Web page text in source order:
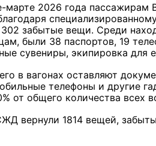
марте 2026 года пассажирам
302 забытые вещи. Среди
были 38 паспортов, 19
сувениры, экипировка для
в вагонах оставляют
телефоны и другие
от общего количества всех
вернули 1814 вещей,